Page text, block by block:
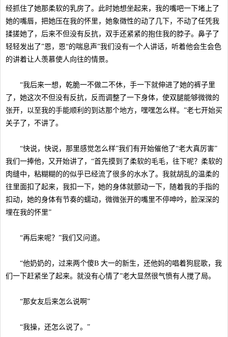
经抓住了她那柔软的乳房了。此时她想坐起来，我的嘴吧一下堵上了
她的嘴唇，把她压在我的怀里，她象徵性的动了几下，不动了任凭我
揉搓她了，后来不但没有反抗，双手还紧紧的抱住我的脖子。鼻子了
轻轻发出了”恩，恩“的喘息声”我们没有一个人讲话，听着他会生会色
的讲着让人羡慕使人向往的情景。
“我后来一想，乾脆一不做二不休，手一下就伸进了她的裤子里
了，她这次不但没有反抗，反而调整了一下身体，使双腿能够微微的
张开，以至我的手能顺利的到达那个地方，嘿嘿怎么样。”老七开始买
关子了，不讲了。
“快说，快说，那里感觉怎么样”我们有开始催他了“老大真厉害”
我们一捧他，又开始讲了，“首先摸到了柔软的毛毛，往下呢？柔软的
肉缝中，粘糊糊的的似乎已经流了很多的水水了。我就胡乱的温柔的
往里面扣了起来，我扣一下，她的身体就颤动一下，随着我的手指的
扣动，她的身体有节奏的蠕动，微微张开的嘴里不停呻吟，脸深深的
埋在我的怀里”
“再后来呢？”我们又问道。
“他奶奶的，过来两个傻B 大一的新生，还他妈的唱着狗屁歌，我
们一下赶紧坐了起来。就没有心情了”老大显然很气愤有人搅了局。
“那女友后来怎么说啊”
“我操，还怎么说了。”